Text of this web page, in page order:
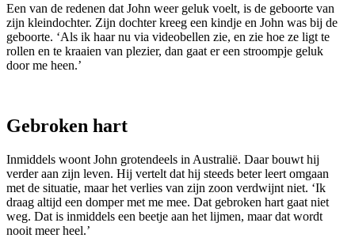
Een van de redenen dat John weer geluk voelt, is de geboorte van
zijn kleindochter. Zijn dochter kreeg een kindje en John was bij de
geboorte. ‘Als ik haar nu via videobellen zie, en zie hoe ze ligt te
rollen en te kraaien van plezier, dan gaat er een stroompje geluk
door me heen.’
Gebroken hart
Inmiddels woont John grotendeels in Australië. Daar bouwt hij
verder aan zijn leven. Hij vertelt dat hij steeds beter leert omgaan
met de situatie, maar het verlies van zijn zoon verdwijnt niet. ‘Ik
draag altijd een domper met me mee. Dat gebroken hart gaat niet
weg. Dat is inmiddels een beetje aan het lijmen, maar dat wordt
nooit meer heel.’